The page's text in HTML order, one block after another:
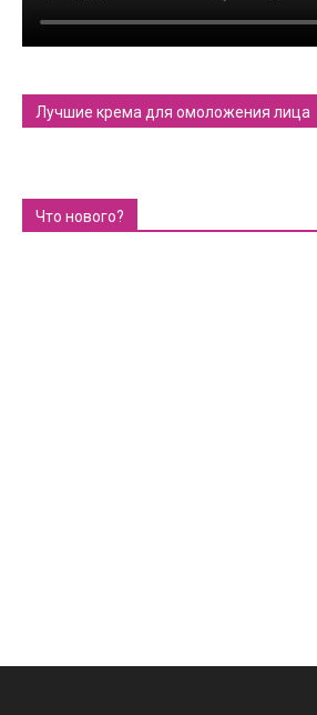
Лучшие крема для омоложения лица
Что нового?